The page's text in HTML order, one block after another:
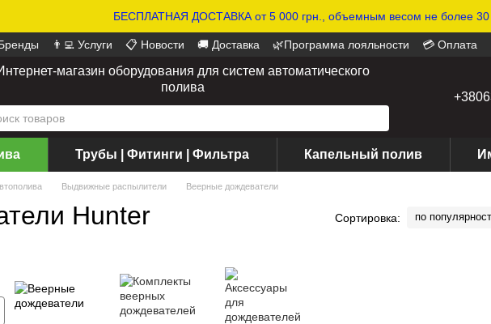
БЕСПЛАТНАЯ ДОСТАВКА от 5 000 грн., объемным весом не более 30
👨‍💻 Услуги 📋 Новости 🚚 Доставка 🌿Программа лояльности
💳 Оплата
магазин оборудования для систем автоматического
полива
Трубы | Фитинги | Фильтра Капельный полив
Выдвижные распылители Веерные дождеватели
Hunter Сортировка: по